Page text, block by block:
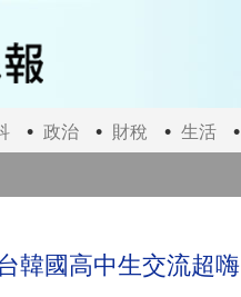
政治 財稅 生活
韓國高中生交流超嗨